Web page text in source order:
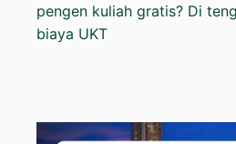
pengen kuliah gratis? Di
biaya UKT